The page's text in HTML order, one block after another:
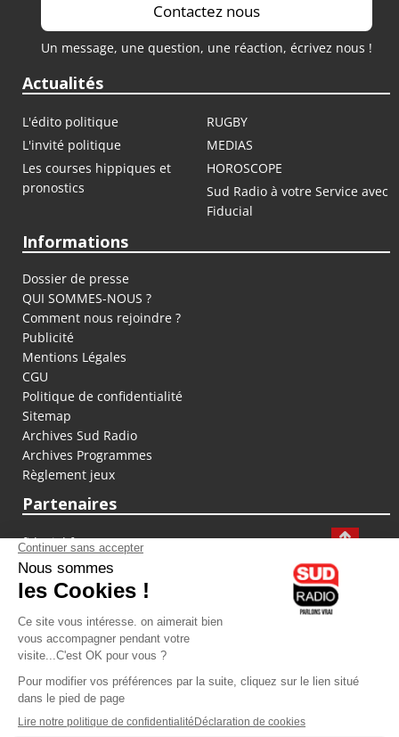
Contactez nous
Un message, une question, une réaction, écrivez nous !
Actualités
L'édito politique
RUGBY
L'invité politique
MEDIAS
Les courses hippiques et
pronostics
HOROSCOPE
Sud Radio à votre Service avec
Fiducial
Informations
Dossier de presse
QUI SOMMES-NOUS ?
Comment nous rejoindre ?
Publicité
Mentions Légales
CGU
Politique de confidentialité
Sitemap
Archives Sud Radio
Archives Programmes
Règlement jeux
Partenaires
fiducial.fr
lyoncapitale.fr
olympique-et-lyonnais.com
L'application Iphone / Android
Téléchargez l'application
Les cookies